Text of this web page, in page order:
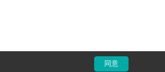
同意